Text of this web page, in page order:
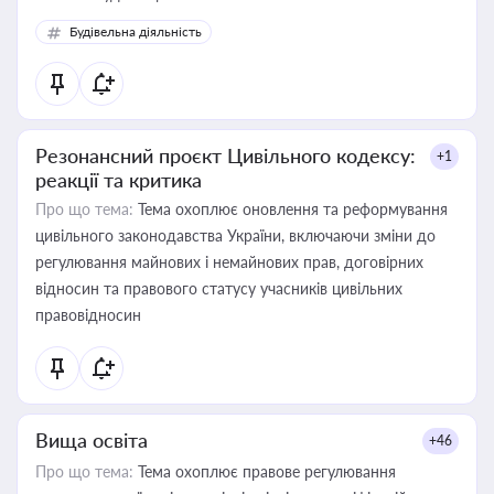
Будівельна діяльність
Резонансний проєкт Цивільного кодексу:
реакції та критика
+1
Про що тема: Тема охоплює оновлення та реформування
цивільного законодавства України, включаючи зміни до
регулювання майнових і немайнових прав, договірних
відносин та правового статусу учасників цивільних
правовідносин
Вища освіта +46
Про що тема: Тема охоплює правове регулювання